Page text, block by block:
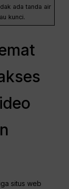
ada tanda air
kunci.
situs web